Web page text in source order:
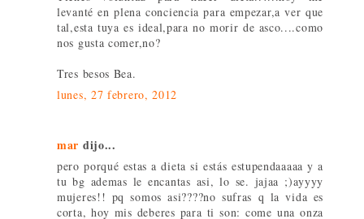
levanté en plena conciencia para empezar,a ver que
tal,esta tuya es ideal,para no morir de asco....como
nos gusta comer,no?
Tres besos Bea.
lunes, 27 febrero, 2012
mar dijo...
pero porqué estas a dieta si estás estupendaaaaa y a
tu bg ademas le encantas asi, lo se. jajaa ;)ayyyy
mujeres!! pq somos asi????no sufras q la vida es
corta, hoy mis deberes para ti son: come una onza